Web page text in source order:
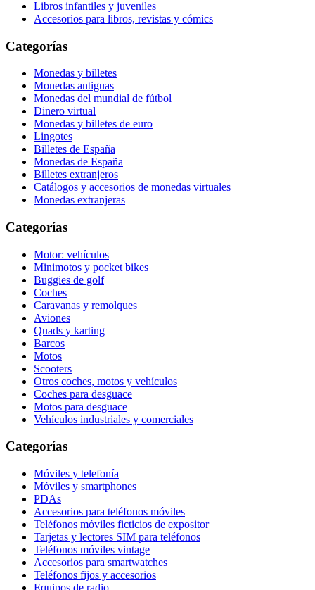
Libros infantiles y juveniles
Accesorios para libros, revistas y cómics
Categorías
Monedas y billetes
Monedas antiguas
Monedas del mundial de fútbol
Dinero virtual
Monedas y billetes de euro
Lingotes
Billetes de España
Monedas de España
Billetes extranjeros
Catálogos y accesorios de monedas virtuales
Monedas extranjeras
Categorías
Motor: vehículos
Minimotos y pocket bikes
Buggies de golf
Coches
Caravanas y remolques
Aviones
Quads y karting
Barcos
Motos
Scooters
Otros coches, motos y vehículos
Coches para desguace
Motos para desguace
Vehículos industriales y comerciales
Categorías
Móviles y telefonía
Móviles y smartphones
PDAs
Accesorios para teléfonos móviles
Teléfonos móviles ficticios de expositor
Tarjetas y lectores SIM para teléfonos
Teléfonos móviles vintage
Accesorios para smartwatches
Teléfonos fijos y accesorios